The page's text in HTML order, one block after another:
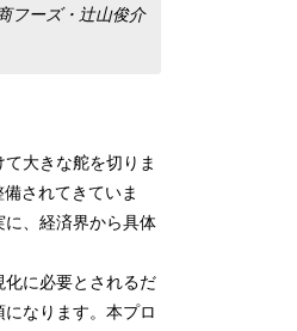
フーズ・辻山俊介
大きな舵を切りま
されてきていま
、経済界から具体
に必要とされるだ
なります。本プロ